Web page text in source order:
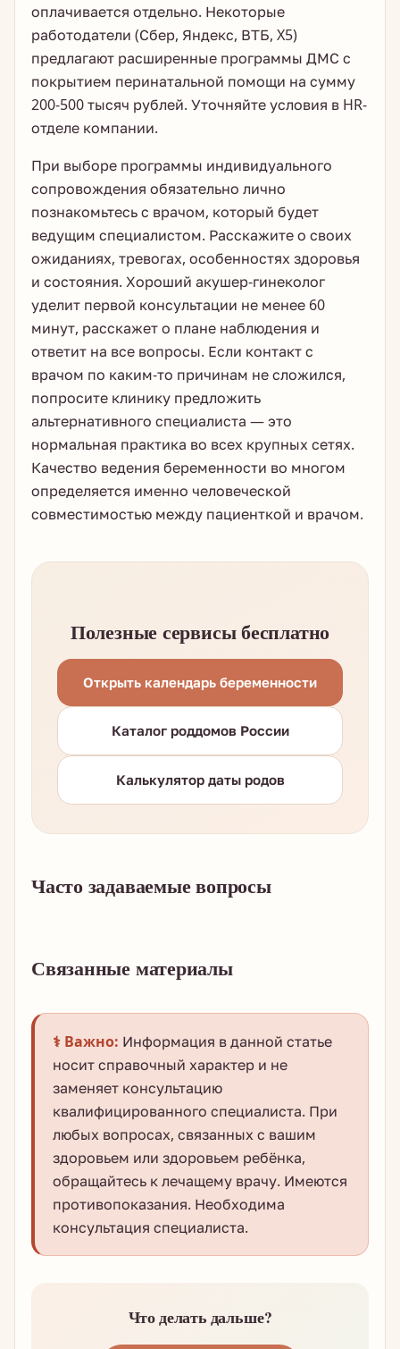
оплачивается отдельно. Некоторые
работодатели (Сбер, Яндекс, ВТБ, X5)
предлагают расширенные программы ДМС с
покрытием перинатальной помощи на сумму
200-500 тысяч рублей. Уточняйте условия в HR-
отделе компании.
При выборе программы индивидуального
сопровождения обязательно лично
познакомьтесь с врачом, который будет
ведущим специалистом. Расскажите о своих
ожиданиях, тревогах, особенностях здоровья
и состояния. Хороший акушер-гинеколог
уделит первой консультации не менее 60
минут, расскажет о плане наблюдения и
ответит на все вопросы. Если контакт с
врачом по каким-то причинам не сложился,
попросите клинику предложить
альтернативного специалиста — это
нормальная практика во всех крупных сетях.
Качество ведения беременности во многом
определяется именно человеческой
совместимостью между пациенткой и врачом.
Полезные сервисы бесплатно
Открыть календарь беременности
Каталог роддомов России
Калькулятор даты родов
Часто задаваемые вопросы
Связанные материалы
⚕️ Важно: Информация в данной статье
носит справочный характер и не
заменяет консультацию
квалифицированного специалиста. При
любых вопросах, связанных с вашим
здоровьем или здоровьем ребёнка,
обращайтесь к лечащему врачу. Имеются
противопоказания. Необходима
консультация специалиста.
Что делать дальше?